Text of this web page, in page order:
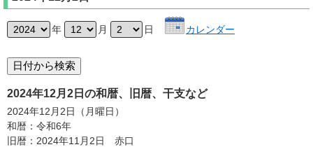
年 月 日 カレンダー
2024年12月2日の和暦、旧暦、干支など
2024年12月2日（月曜日）
和暦：令和6年
旧暦：2024年11月2日 赤口